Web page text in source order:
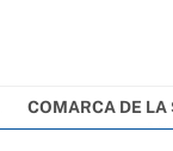
COMARCA DE LA